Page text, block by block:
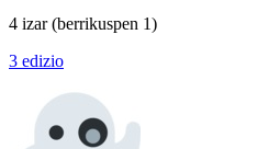
4 izar(berrikuspen 1)
3 edizio